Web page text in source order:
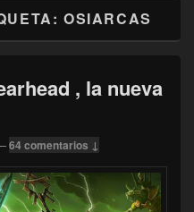
OSIARCAS
, la nueva
64 comentarios ↓